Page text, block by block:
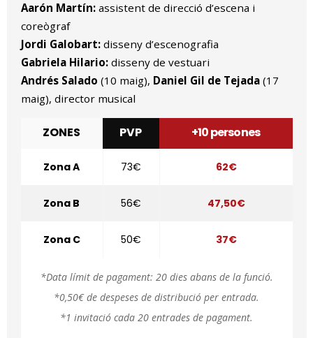
Aarón Martín:assistent de direcció d’escena i
coreògraf
Jordi Galobart: disseny d’escenografia
Gabriela Hilario:disseny de vestuari
Andrés Salado (10 maig), Daniel Gil de Tejada(17
maig), director musical
ZONES PVP +10 persones
Zona A 73€ 62€
Zona B 56€ 47,50€
Zona C 50€ 37€
*Data límit de pagament: 20 dies abans de la funció.
*0,50€ de despeses de distribució per entrada.
*1 invitació cada 20 entrades de pagament.